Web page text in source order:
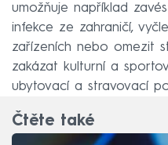
umožňuje například
infekce ze zahraničí,
zařízeních nebo omezit
zakázat kulturní a
ubytovací a stravovací
Čtěte také